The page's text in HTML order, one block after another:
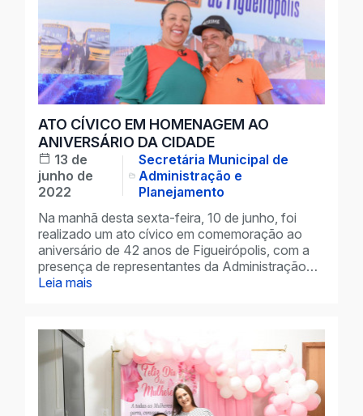
ATO CÍVICO EM HOMENAGEM AO
ANIVERSÁRIO DA CIDADE
13 de
junho de
2022
Secretária Municipal de
Administração e
Planejamento
Na manhã desta sexta-feira, 10 de junho, foi
realizado um ato cívico em comemoração ao
aniversário de 42 anos de Figueirópolis, com a
presença de representantes da Administração…
Leia mais